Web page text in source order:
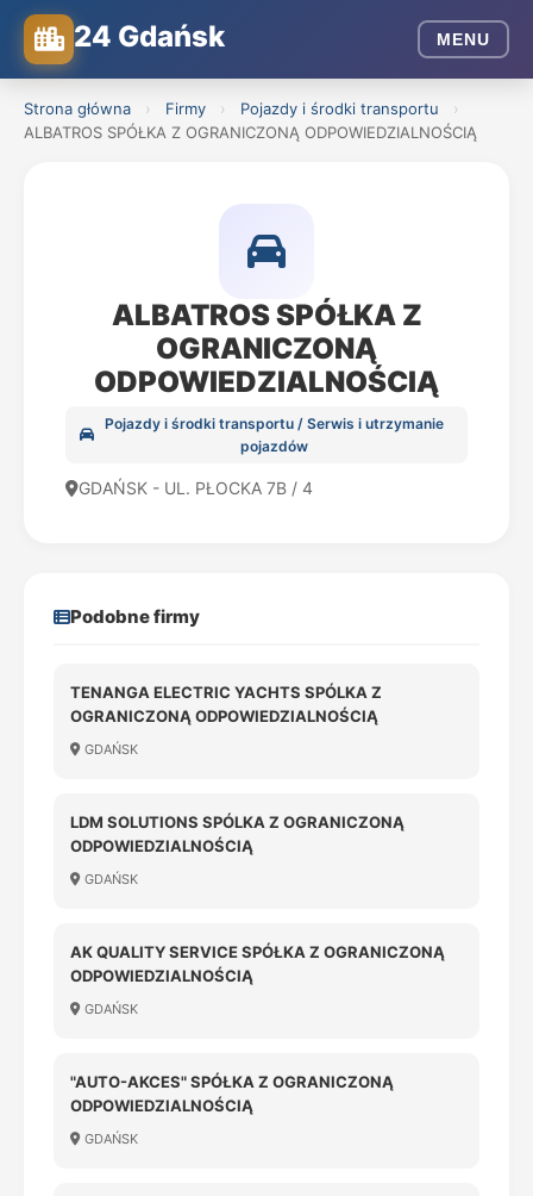
24 Gdańsk MENU
Strona główna › Firmy › Pojazdy i środki transportu
›
ALBATROS SPÓŁKA Z OGRANICZONĄ ODPOWIEDZIALNOŚCIĄ
ALBATROS SPÓŁKA Z
OGRANICZONĄ
ODPOWIEDZIALNOŚCIĄ
Pojazdy i środki transportu / Serwis i utrzymanie
pojazdów
GDAŃSK - UL. PŁOCKA 7B / 4
Podobne firmy
TENANGA ELECTRIC YACHTS SPÓLKA Z
OGRANICZONĄ ODPOWIEDZIALNOŚCIĄ
GDAŃSK
LDM SOLUTIONS SPÓLKA Z OGRANICZONĄ
ODPOWIEDZIALNOŚCIĄ
GDAŃSK
AK QUALITY SERVICE SPÓŁKA Z OGRANICZONĄ
ODPOWIEDZIALNOŚCIĄ
GDAŃSK
"AUTO-AKCES" SPÓŁKA Z OGRANICZONĄ
ODPOWIEDZIALNOŚCIĄ
GDAŃSK